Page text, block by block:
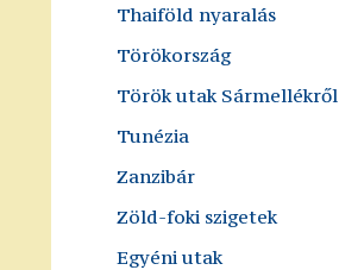
Thaiföld nyaralás
Törökország
Török utak Sármellékről
Tunézia
Zanzibár
Zöld-foki szigetek
Egyéni utak